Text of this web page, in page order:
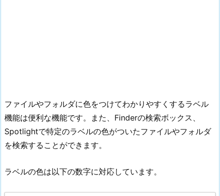
ファイルやフォルダに色をつけてわかりやすくするラベル
機能は便利な機能です。また、Finderの検索ボックス、
Spotlightで特定のラベルの色がついたファイルやフォルダ
を検索することができます。
ラベルの色は以下の数字に対応しています。